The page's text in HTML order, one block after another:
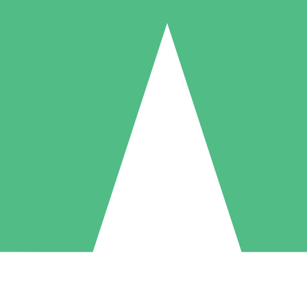
Individuele Creditpakketten
per gebruik met downloadtegoeden. Geen maandelijkse verplichting
5 Downloaden
US$